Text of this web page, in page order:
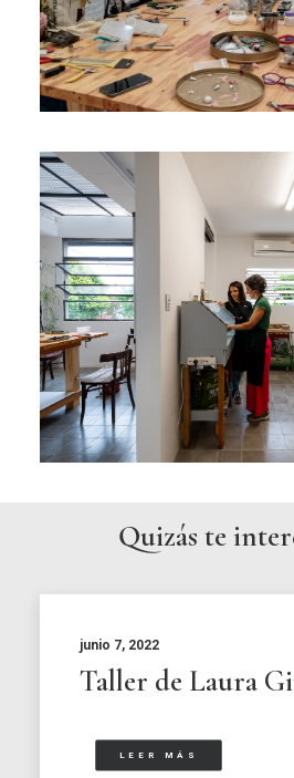
Quizás te
junio 7, 2022
Taller de Laura
LEER MÁS